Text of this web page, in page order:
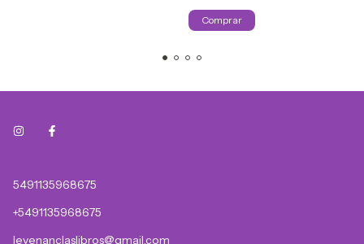
5491135968675
+5491135968675
levenanclaslibros@gmail.com